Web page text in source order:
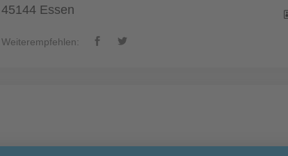
45144 Essen
Weiterempfehlen: